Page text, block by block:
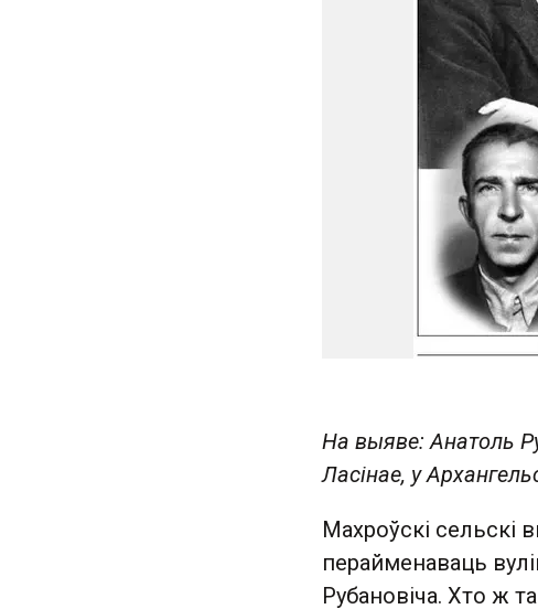
На выяве: Анатоль
Ласінае, у
Махроўскі сельскі
перайменаваць
Рубановіча. Хто ж